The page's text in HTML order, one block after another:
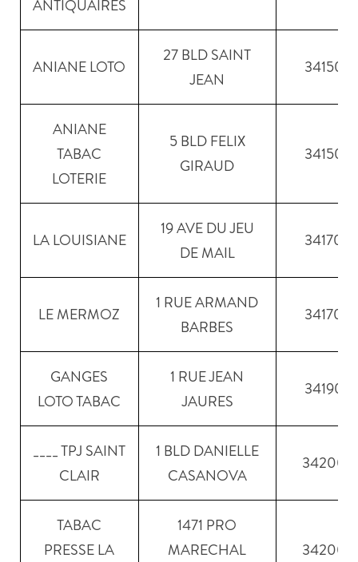
ANTIQUAIRES
ANIANE LOTO
27 BLD SAINT
JEAN
34150
ANIANE
TABAC
LOTERIE
5 BLD FELIX
GIRAUD
34150
LA LOUISIANE
19 AVE DU JEU
DE MAIL
34170
LE MERMOZ
1 RUE ARMAND
BARBES
34170
GANGES
LOTO TABAC
1 RUE JEAN
JAURES
34190
____ TPJ SAINT
CLAIR
1 BLD DANIELLE
CASANOVA
34200
TABAC
PRESSE LA
1471 PRO
MARECHAL
34200